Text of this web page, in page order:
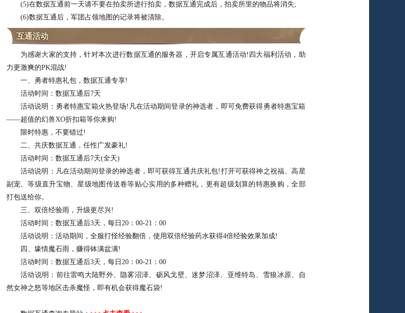
(5)在数据互通前一天请不要在拍卖所进行拍卖，数据互通完成后，拍卖所里的物品将消失;
(6)数据互通后，军团占领地图的记录将被清除。
互通活动
为感谢大家的支持，针对本次进行数据互通的服务器，开启专属互通活动!四大福利活动，助
力更激爽的PK混战!
一、勇者特惠礼包，数据互通专享!
活动时间：数据互通后7天
活动说明：勇者特惠宝箱火热登场!凡在活动期间登录的神选者，即可免费获得勇者特惠宝箱
——超值的幻兽XO折扣箱等你来购!
限时特惠，不要错过!
二、共庆数据互通，任性广发豪礼!
活动时间：数据互通后7天(全天)
活动说明：凡在活动期间登录的神选者，即可获得互通共庆礼包!打开可获得神之祝福、高星
副宠、等级直升宝物、星级地图传送卷等贴心实用的多种赠礼，更有超级划算的特惠换购，全部
打包送给你。
三、双倍经验雨，升级更尽兴!
活动时间：数据互通后3天，每日20：00-21：00
活动说明：活动期间，全服打怪经验翻倍，使用双倍经验药水获得4倍经验效果加成!
四、壕情魔石雨，赚得钵满盆满!
活动时间：数据互通后3天，每日20：00-21：00
活动说明：前往雷鸣大陆野外、隐雾沼泽、砺风戈壁、迷梦沼泽、亚维特岛、雪狼冰原、自
然女神之怒等地区击杀魔怪，即有机会获得魔石袋!